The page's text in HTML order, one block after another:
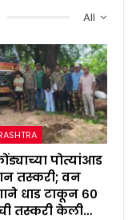
All
पोत्यांआड
तस्करी; वन
धाड टाकून ६०
तस्करी केली…